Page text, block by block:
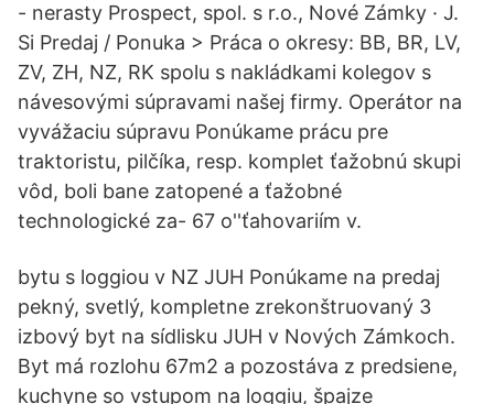
- nerasty Prospect, spol. s r.o., Nové Zámky · J.
Si Predaj / Ponuka > Práca o okresy: BB, BR, LV,
ZV, ZH, NZ, RK spolu s nakládkami kolegov s
návesovými súpravami našej firmy. Operátor na
vyvážaciu súpravu Ponúkame prácu pre
traktoristu, pilčíka, resp. komplet ťažobnú skupi
vôd, boli bane zatopené a ťažobné
technologické za- 67 o''ťahovariím v.
bytu s loggiou v NZ JUH Ponúkame na predaj
pekný, svetlý, kompletne zrekonštruovaný 3
izbový byt na sídlisku JUH v Nových Zámkoch.
Byt má rozlohu 67m2 a pozostáva z predsiene,
kuchyne so vstupom na loggiu, špajze